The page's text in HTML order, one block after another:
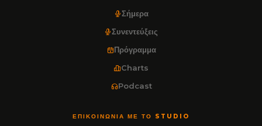
Σήμερα
Συνεντεύξεις
Πρόγραμμα
Charts
Podcast
ΕΠΙΚΟΙΝΩΝΊΑ ΜΕ ΤΟ STUDIO